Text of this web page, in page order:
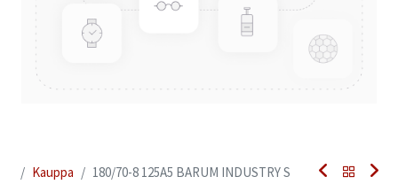
Kauppa 180/70-8 125A5 BARUM INDUSTRY S